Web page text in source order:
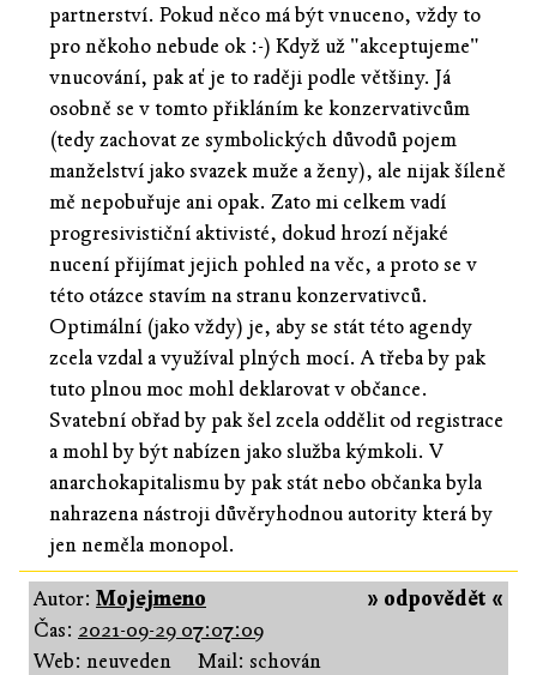
partnerství. Pokud něco má být vnuceno, vždy to
pro někoho nebude ok :-) Když už "akceptujeme"
vnucování, pak ať je to raději podle většiny. Já
osobně se v tomto přikláním ke konzervativcům
(tedy zachovat ze symbolických důvodů pojem
manželství jako svazek muže a ženy), ale nijak šíleně
mě nepobuřuje ani opak. Zato mi celkem vadí
progresivističní aktivisté, dokud hrozí nějaké
nucení přijímat jejich pohled na věc, a proto se v
této otázce stavím na stranu konzervativců.
Optimální (jako vždy) je, aby se stát této agendy
zcela vzdal a využíval plných mocí. A třeba by pak
tuto plnou moc mohl deklarovat v občance.
Svatební obřad by pak šel zcela oddělit od registrace
a mohl by být nabízen jako služba kýmkoli. V
anarchokapitalismu by pak stát nebo občanka byla
nahrazena nástroji důvěryhodnou autority která by
jen neměla monopol.
» odpovědět «
Autor: Mojejmeno
Čas: 2021-09-29 07:07:09
Web: neuveden
Mail: schován